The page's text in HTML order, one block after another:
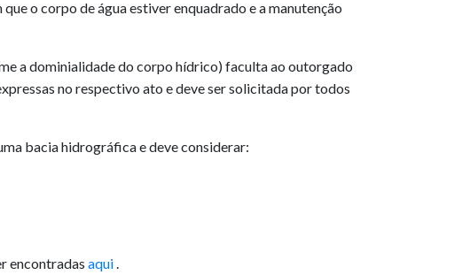
o corpo de água estiver enquadrado e a manutenção
a dominialidade do corpo hídrico) faculta ao outorgado
no respectivo ato e deve ser solicitada por todos
bacia hidrográfica e deve considerar:
encontradas aqui.